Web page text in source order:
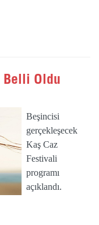
Belli Oldu
Beşincisi
gerçekleşecek
Kaş Caz
Festivali
programı
açıklandı.